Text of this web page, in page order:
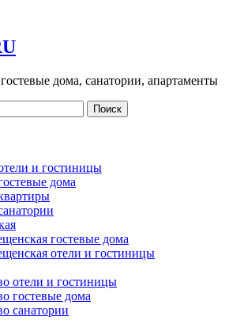
дома, санатории, апартаменты
и гостиницы
дома
гостевые дома
отели и гостиницы
отели и гостиницы
гостевые дома
санатории